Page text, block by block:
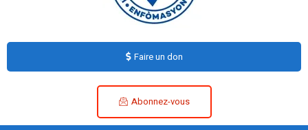
Faire un don
Abonnez-vous